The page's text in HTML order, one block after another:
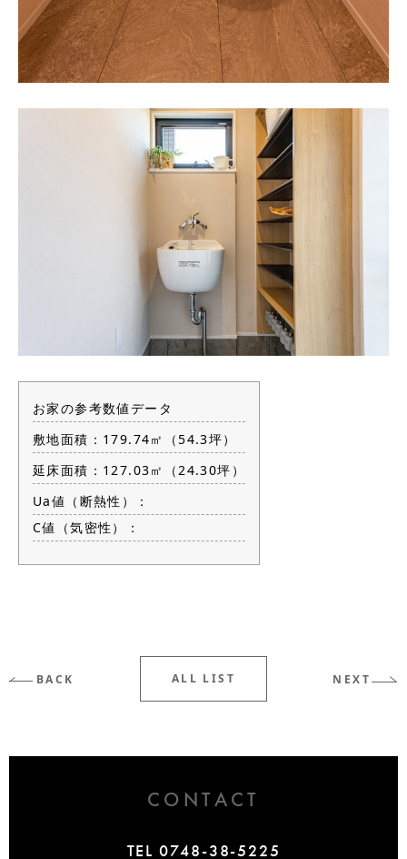
お家の参考数値データ
敷地面積：179.74㎡（54.3坪）
延床面積：127.03㎡（24.30坪）
Ua値（断熱性）：
C値（気密性）：
BACK ALL LIST NEXT
CONTACT
TEL 0748-38-5225